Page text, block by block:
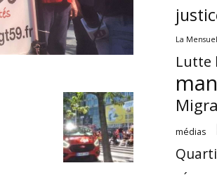
La
Lutte
médias